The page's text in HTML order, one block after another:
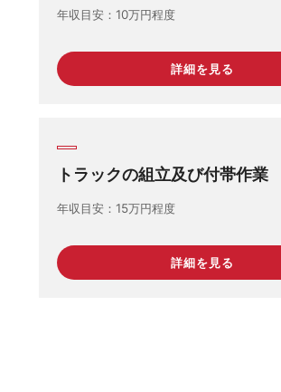
年収目安 10万円程度
詳細を見る
トラックの組立及び付帯作業
年収目安 15万円程度
詳細を見る